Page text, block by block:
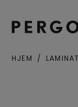
HJEM